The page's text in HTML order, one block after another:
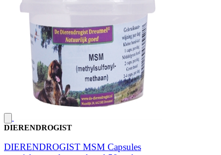
DIERENDROGIST
DIERENDROGIST MSM Capsules